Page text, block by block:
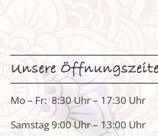
Unsere
Mo – Fr: 8:30 Uhr – 17:30 Uhr
Samstag 9:00 Uhr – 13:00 Uhr